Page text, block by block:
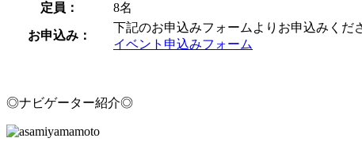
定員：
8名
お申込み：
下記のお申込みフォームよりお申込みくだ
イベント申込みフォーム
◎ナビゲーター紹介◎